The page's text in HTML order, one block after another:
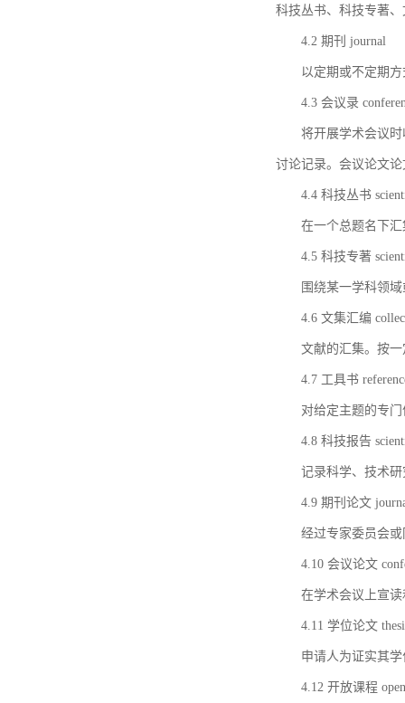
科技丛书、科技专著
4.2 期刊 journal
以定期或不定期
4.3 会议录
将开展学术会议
讨论记录。会议论文
4.4 科技丛书
在一个总题名下
4.5 科技专著
围绕某一学科领
4.6 文集汇编
文献的汇集。按
4.7 工具书
对给定主题的专
4.8 科技报告
记录科学、技术
4.9 期刊论文
经过专家委员会
4.10 会议论文
在学术会议上宣
4.11 学位论文
申请人为证实其
4.12 开放课程